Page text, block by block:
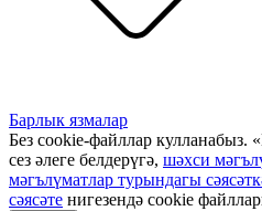
Барлык язмалар
Без cookie-файллар кулланабыз.
сез әлеге белдерүгә, шәхси
мәгълүматлар турындагы
сәясәте нигезендә cookie